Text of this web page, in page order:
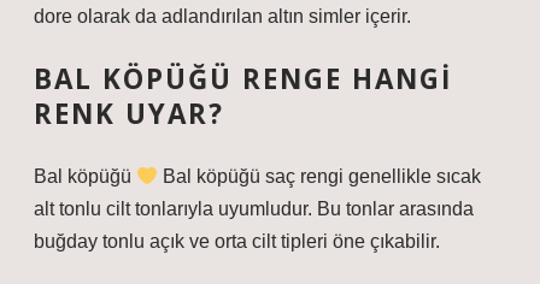
dore olarak da adlandırılan altın simler içerir.
BAL KÖPÜĞÜ RENGE HANGI
RENK UYAR?
Bal köpüğü
Bal köpüğü saç rengi genellikle sıcak
alt tonlu cilt tonlarıyla uyumludur. Bu tonlar arasında
buğday tonlu açık ve orta cilt tipleri öne çıkabilir.